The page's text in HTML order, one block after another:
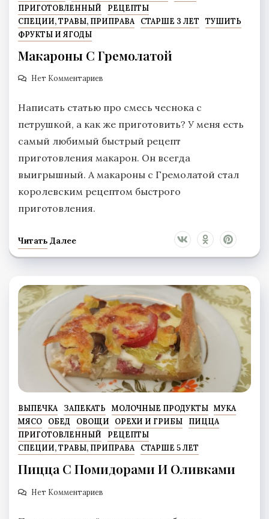
ПРИГОТОВЛЕННЫЙ
РЕЦЕПТЫ
СПЕЦИИ, ТРАВЫ, ПРИПРАВА
СТАРШЕ 3 ЛЕТ
ТУШИТЬ
ФРУКТЫ И ЯГОДЫ
Макароны С Гремолатой
Нет Комментариев
Написать статью про смесь чеснока с
петрушкой, а как же приготовить? У меня есть
самый любимый быстрый рецепт
приготовления макарон. Он всегда
выигрышный. А макароны с Гремолатой стал
королевским рецептом быстрого
приготовления.
Читать Далее
ВЫПЕЧКА ЗАПЕКАТЬ МОЛОЧНЫЕ ПРОДУКТЫ
МУКА
МЯСО
ОБЕД ОВОЩИ ОРЕХИ И ГРИБЫ
ПИЦЦА
ПРИГОТОВЛЕННЫЙ
РЕЦЕПТЫ
СПЕЦИИ, ТРАВЫ, ПРИПРАВА
СТАРШЕ 5 ЛЕТ
Пицца С Помидорами И Оливками
Нет Комментариев